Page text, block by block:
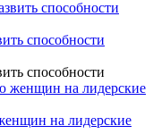
способности
способности
на лидерские